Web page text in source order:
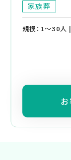
家族葬
規模：1～30人